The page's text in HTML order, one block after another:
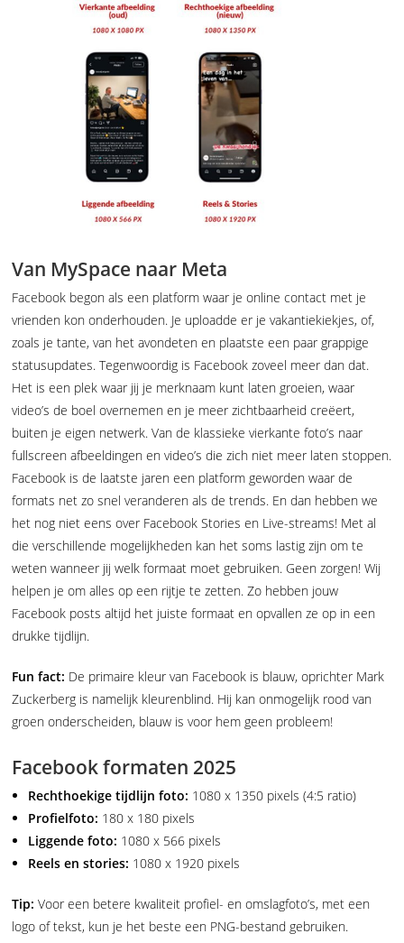
Van MySpace naar Meta
Facebook begon als een platform waar je online contact met je
vrienden kon onderhouden. Je uploadde er je vakantiekiekjes, of,
zoals je tante, van het avondeten en plaatste een paar grappige
statusupdates. Tegenwoordig is Facebook zoveel meer dan dat.
Het is een plek waar jij je merknaam kunt laten groeien, waar
video’s de boel overnemen en je meer zichtbaarheid creëert,
buiten je eigen netwerk. Van de klassieke vierkante foto’s naar
fullscreen afbeeldingen en video’s die zich niet meer laten stoppen.
Facebook is de laatste jaren een platform geworden waar de
formats net zo snel veranderen als de trends. En dan hebben we
het nog niet eens over Facebook Stories en Live-streams! Met al
die verschillende mogelijkheden kan het soms lastig zijn om te
weten wanneer jij welk formaat moet gebruiken. Geen zorgen! Wij
helpen je om alles op een rijtje te zetten. Zo hebben jouw
Facebook posts altijd het juiste formaat en opvallen ze op in een
drukke tijdlijn.
Fun fact: De primaire kleur van Facebook is blauw, oprichter Mark
Zuckerberg is namelijk kleurenblind. Hij kan onmogelijk rood van
groen onderscheiden, blauw is voor hem geen probleem!
Facebook formaten 2025
Rechthoekige tijdlijn foto: 1080 x 1350 pixels (4:5 ratio)
Profielfoto: 180 x 180 pixels
Liggende foto: 1080 x 566 pixels
Reels en stories: 1080 x 1920 pixels
Tip:Voor een betere kwaliteit profiel- en omslagfoto’s, met een
logo of tekst, kun je het beste een PNG-bestand gebruiken.